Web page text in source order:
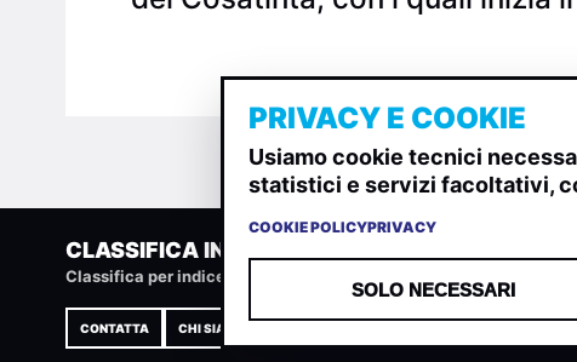
CLASSIFICA INDIE
Classifica per indice di gradimento generata dall analisi di uscite,
CONTATTA CHI SIAMO
PRIVACY E COOKIE
Usiamo cookie tecnici
statistici e servizi facoltativi,
COOKIE POLICYPRIVACY
SOLO NECESSARI